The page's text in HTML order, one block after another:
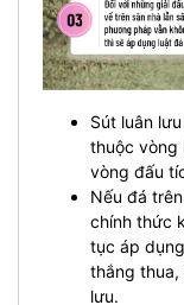
Sút luân
thuộc vòng
vòng đấu
Nếu đá
chính thức
tục áp
thắng thua,
lưu.